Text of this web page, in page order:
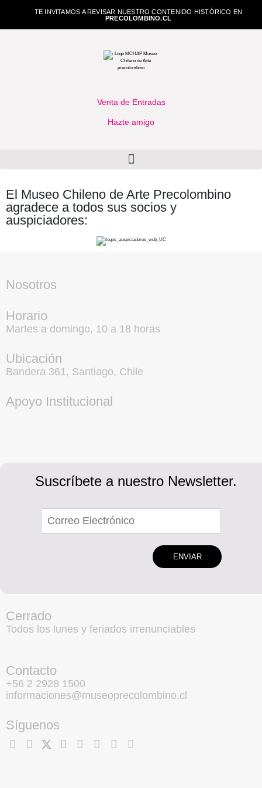
TE INVITAMOS A REVISAR NUESTRO CONTENIDO HISTÓRICO EN
PRECOLOMBINO.CL
Venta de Entradas
Hazte amigo
El Museo Chileno de Arte Precolombino
agradece a todos sus socios y
auspiciadores:
Nosotros
Horario
Martes a domingo, 10 a 18 horas
Ubicación
Bandera 361, Santiago, Chile
Apoyo Institucional
Suscríbete a nuestro Newsletter.
ENVIAR
Cerrado
Todos los lunes y feriados irrenunciables
Contacto
+56 2 2928 1500
informaciones@museoprecolombino.cl
Síguenos